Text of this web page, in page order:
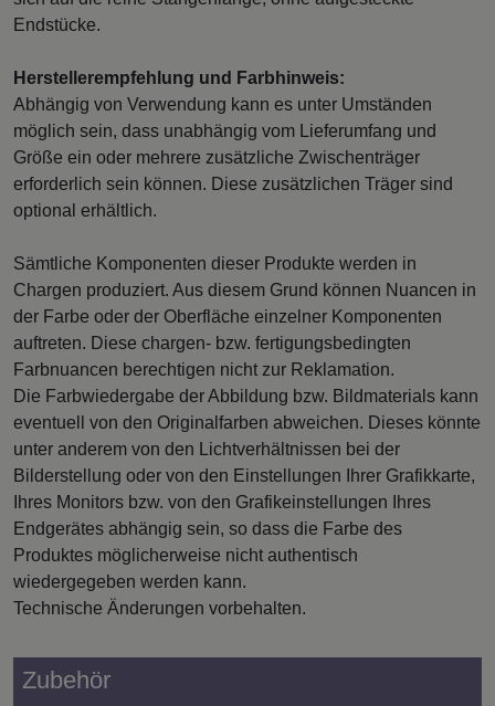
Endstücke.
Herstellerempfehlung und Farbhinweis:
Abhängig von Verwendung kann es unter Umständen
möglich sein, dass unabhängig vom Lieferumfang und
Größe ein oder mehrere zusätzliche Zwischenträger
erforderlich sein können. Diese zusätzlichen Träger sind
optional erhältlich.
Sämtliche Komponenten dieser Produkte werden in
Chargen produziert. Aus diesem Grund können Nuancen in
der Farbe oder der Oberfläche einzelner Komponenten
auftreten. Diese chargen- bzw. fertigungsbedingten
Farbnuancen berechtigen nicht zur Reklamation.
Die Farbwiedergabe der Abbildung bzw. Bildmaterials kann
eventuell von den Originalfarben abweichen. Dieses könnte
unter anderem von den Lichtverhältnissen bei der
Bilderstellung oder von den Einstellungen Ihrer Grafikkarte,
Ihres Monitors bzw. von den Grafikeinstellungen Ihres
Endgerätes abhängig sein, so dass die Farbe des
Produktes möglicherweise nicht authentisch
wiedergegeben werden kann.
Technische Änderungen vorbehalten.
Zubehör